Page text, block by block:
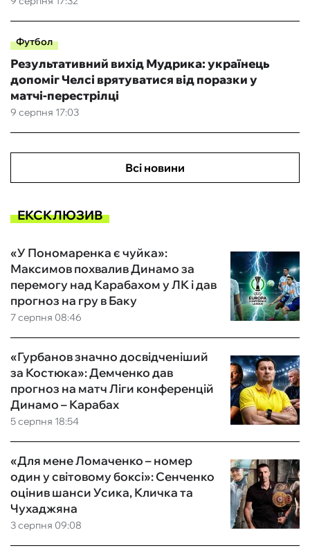
Футбол
9 серпня 17:03
Результативний вихід Мудрика: українець
допоміг Челсі врятуватися від поразки у
матчі-перестрілці
Всі новини
ЕКСКЛЮЗИВ
7 серпня 08:46
«У Пономаренка є чуйка»:
Максимов похвалив Динамо за
перемогу над Карабахом у ЛК і дав
прогноз на гру в Баку
5 серпня 18:54
«Гурбанов значно досвідченіший
за Костюка»: Демченко дав
прогноз на матч Ліги конференцій
Динамо – Карабах
3 серпня 09:08
«Для мене Ломаченко – номер
один у світовому боксі»: Сенченко
оцінив шанси Усика, Кличка та
Чухаджяна